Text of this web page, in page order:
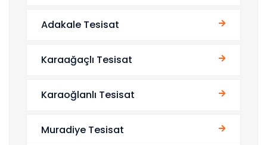
Adakale Tesisat
Karaağaçlı Tesisat
Karaoğlanlı Tesisat
Muradiye Tesisat